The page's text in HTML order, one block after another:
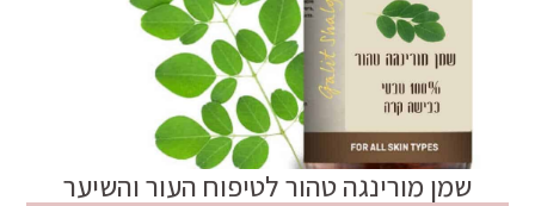
שמן מורינגה טהור לטיפוח העור והשיער